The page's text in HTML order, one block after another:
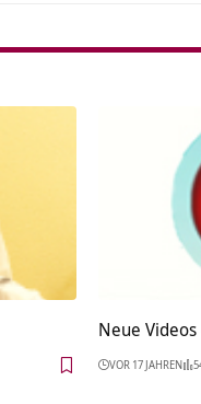
Neue
VOR 17 JAHREN